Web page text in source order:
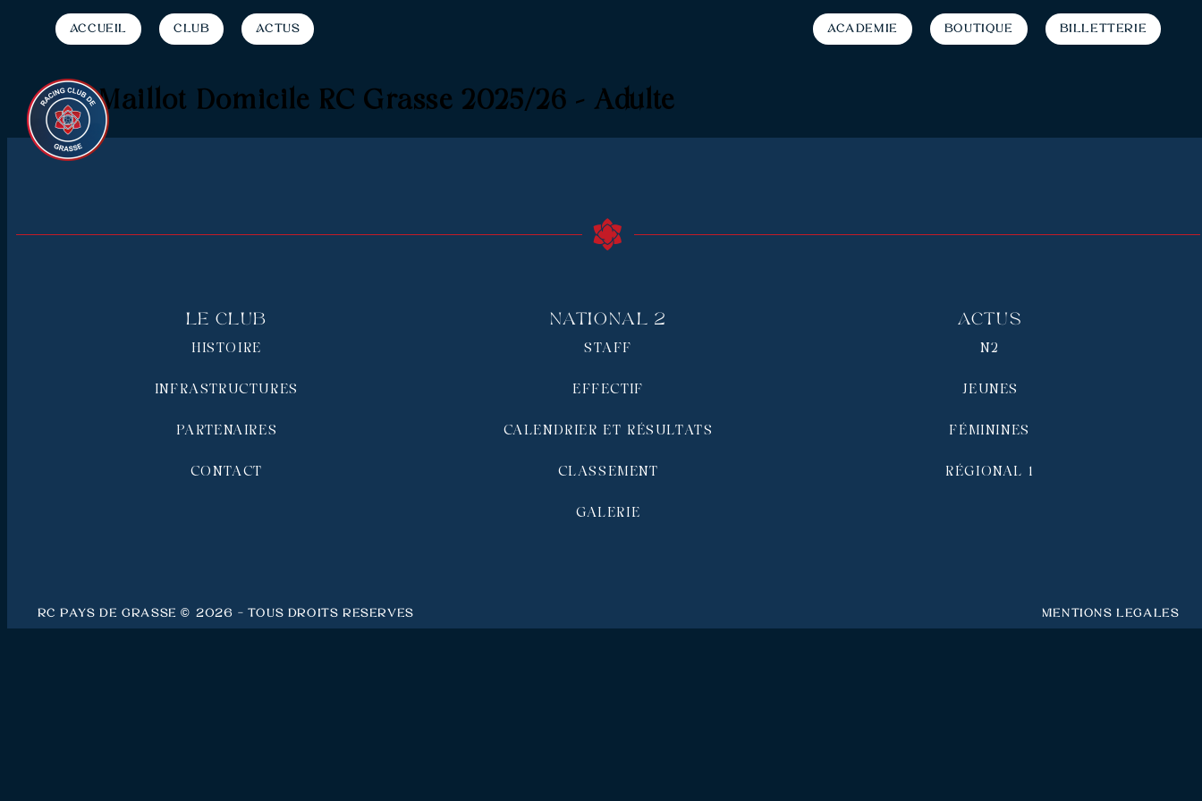
Accueil Club Actus Académie Boutique Billetterie
Maillot Domicile RC Grasse 2025/26 – Adulte
Le Club
HISTOIRE
INFRASTRUCTURES
PARTENAIRES
CONTACT
National 2
STAFF
EFFECTIF
CALENDRIER ET RÉSULTATS
CLASSEMENT
GALERIE
Actus
N2
JEUNES
FÉMININES
RÉGIONAL 1
RC Pays de Grasse © 2026 - Tous droits réservés Mentions légales